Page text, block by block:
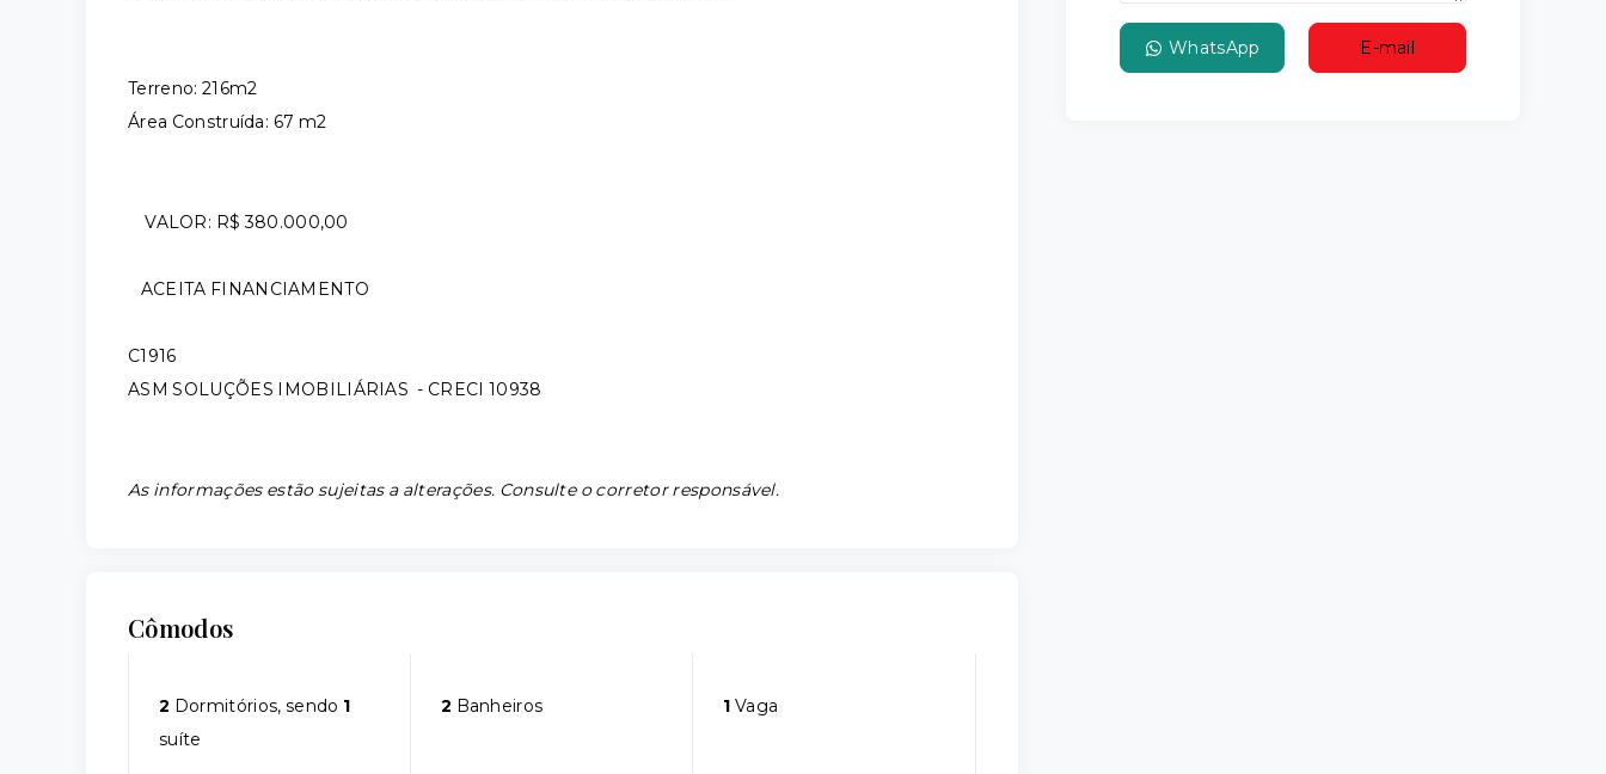
Terreno: 216m2
Área Construída: 67 m2
VALOR: R$ 380.000,00
ACEITA FINANCIAMENTO
C1916
ASM SOLUÇÕES IMOBILIÁRIAS - CRECI 10938
As informações estão sujeitas a alterações. Consulte o corretor responsável.
Cômodos
2 Dormitórios, sendo 1
suíte
2 Banheiros 1 Vaga
WhatsApp E-mail